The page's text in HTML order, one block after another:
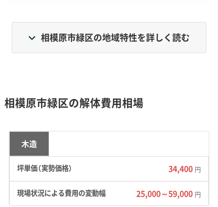
東部の橋本・大沢地区は、リニア中央新幹線の新駅
設置で再開発が進み、活気づいています。一方で、区
み、空き家の解体やインフラ維持が主な課題です。
地形・道路事情と解体費用の傾向
区内、特に西部では相模川沿いの高低差や昔な
相模原市緑区の地域特性を詳しく読む
相模原市緑区の解体費用相場
木造
34,400 円
25,000～59,000 円